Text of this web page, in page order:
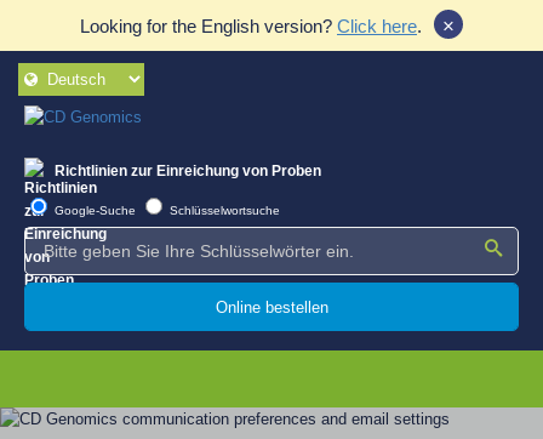
Looking for the English version? Click here. ×
Richtlinien zur Einreichung von Proben
Google-Suche Schlüsselwortsuche
Online bestellen